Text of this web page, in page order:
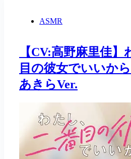
ASMR
【CV:高野麻里佳
目の彼女でいいか
あきらVer.